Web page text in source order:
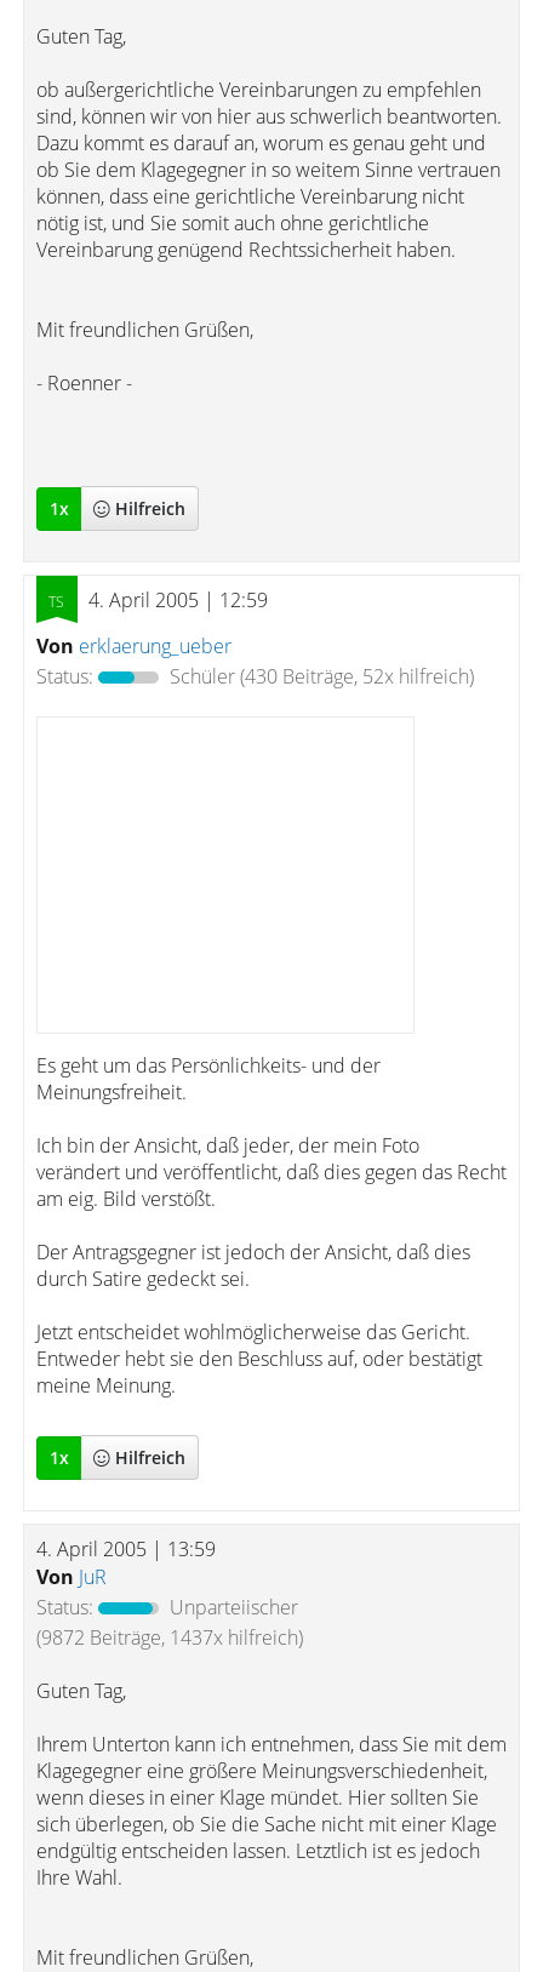
Guten Tag,
ob außergerichtliche Vereinbarungen zu empfehlen
sind, können wir von hier aus schwerlich beantworten.
Dazu kommt es darauf an, worum es genau geht und
ob Sie dem Klagegegner in so weitem Sinne vertrauen
können, dass eine gerichtliche Vereinbarung nicht
nötig ist, und Sie somit auch ohne gerichtliche
Vereinbarung genügend Rechtssicherheit haben.
Mit freundlichen Grüßen,
- Roenner -
1x Hilfreich
4. April 2005 | 12:59
Von erklaerung_ueber
Status:
Schüler(430 Beiträge, 52x hilfreich)
Es geht um das Persönlichkeits- und der
Meinungsfreiheit.
Ich bin der Ansicht, daß jeder, der mein Foto
verändert und veröffentlicht, daß dies gegen das Recht
am eig. Bild verstößt.
Der Antragsgegner ist jedoch der Ansicht, daß dies
durch Satire gedeckt sei.
Jetzt entscheidet wohlmöglicherweise das Gericht.
Entweder hebt sie den Beschluss auf, oder bestätigt
meine Meinung.
1x Hilfreich
4. April 2005 | 13:59
Von JuR
Status:
Unparteiischer
(9872 Beiträge, 1437x hilfreich)
Guten Tag,
Ihrem Unterton kann ich entnehmen, dass Sie mit dem
Klagegegner eine größere Meinungsverschiedenheit,
wenn dieses in einer Klage mündet. Hier sollten Sie
sich überlegen, ob Sie die Sache nicht mit einer Klage
endgültig entscheiden lassen. Letztlich ist es jedoch
Ihre Wahl.
Mit freundlichen Grüßen,